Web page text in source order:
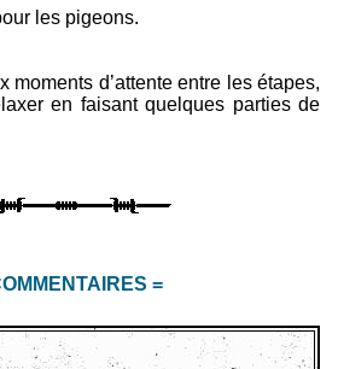
les pigeons.
moments d’attente entre les étapes,
en faisant quelques parties de
=